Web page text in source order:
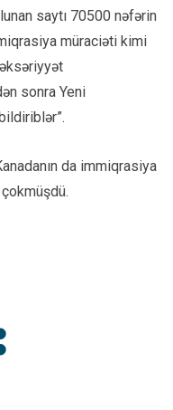
saytı 70500 nəfərin
müraciəti kimi
sonra Yeni
da immiqrasiya